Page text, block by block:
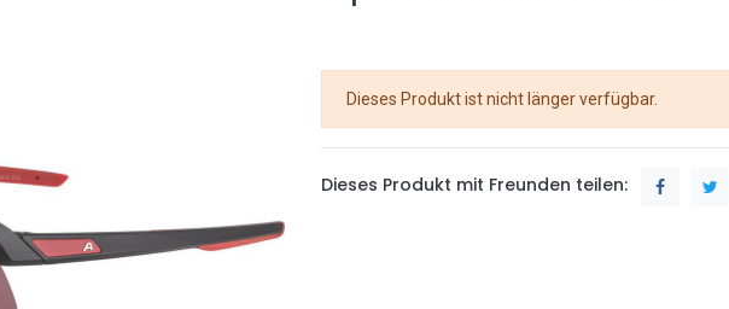
Dieses Produkt ist nicht länger verfügbar.
Dieses Produkt mit Freunden teilen: